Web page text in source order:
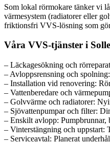
Som lokal rörmokare tänker vi
värmesystem (radiatorer eller
friktionsfri VVS-lösning som
Våra VVS-tjänster i
– Läckagesökning och
– Avloppsrensning och
– Installation vid renovering:
– Vattenberedare och
– Golvvärme och radiatorer:
– Sjövattenpumpar och filter:
– Enskilt avlopp:
– Vinterstängning och uppstart:
– Serviceavtal: Planerat